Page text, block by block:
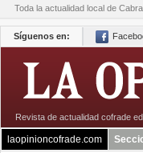
Toda la actualidad local de
Síguenos en:
Revista de actualidad cofrade
laopinioncofrade.com